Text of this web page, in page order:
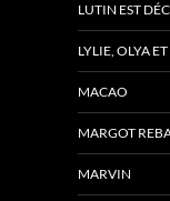
LUTIN EST
LYLIE, OLYA
MACAO
MARGOT
MARVIN